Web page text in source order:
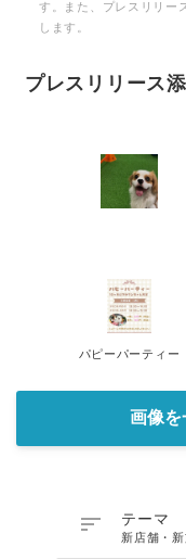
す。また、プレスリリー
します。
プレスリリース
パピーパーティー
画像を
 テーマ
新店舗・